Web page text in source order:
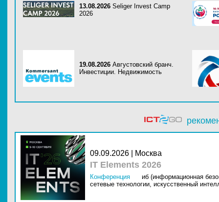
13.08.2026 Seliger Invest Camp
2026
19.08.2026 Августовский бранч.
Инвестиции. Недвижимость
09.09.2026 | Москва
IT Elements 2026
Конференция
иб (информационная
сетевые технологии, искусственный